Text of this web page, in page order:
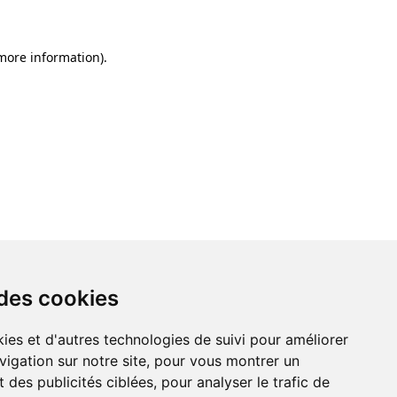
cookies
et d'autres technologies de suivi pour améliorer
sur notre site, pour vous montrer un
des publicités ciblées, pour analyser le trafic de
information).